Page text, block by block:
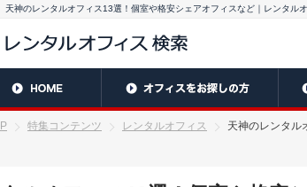
天神のレンタルオフィス13選！個室や格安シェアオフィスなど｜レンタル
特集コンテンツ レンタルオフィス 天神のレンタル